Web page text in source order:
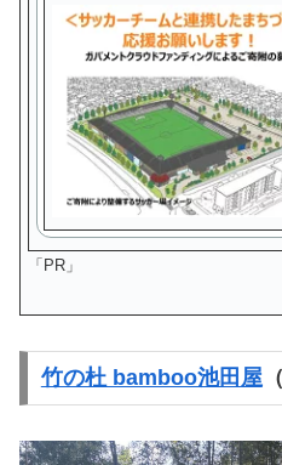
「PR」
竹の杜 bamboo池田屋